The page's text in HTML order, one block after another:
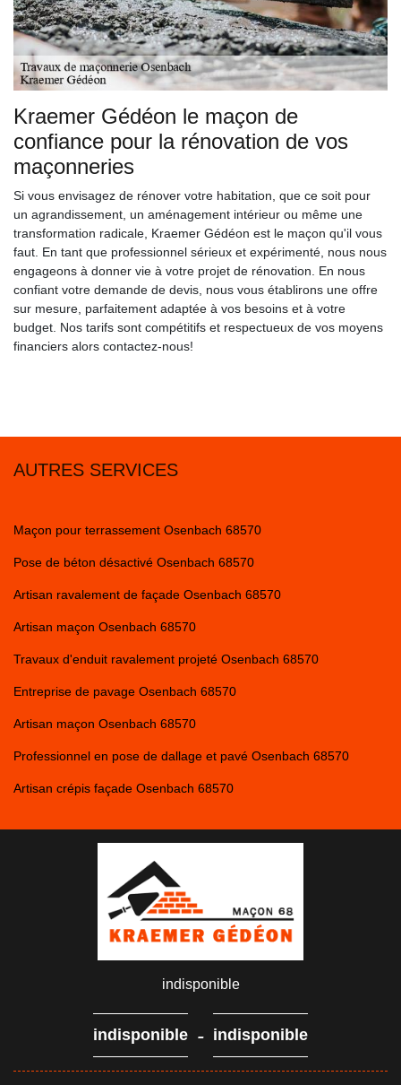
Kraemer Gédéon le maçon de
confiance pour la rénovation de vos
maçonneries
Si vous envisagez de rénover votre habitation, que ce soit pour
un agrandissement, un aménagement intérieur ou même une
transformation radicale, Kraemer Gédéon est le maçon qu'il vous
faut. En tant que professionnel sérieux et expérimenté, nous nous
engageons à donner vie à votre projet de rénovation. En nous
confiant votre demande de devis, nous vous établirons une offre
sur mesure, parfaitement adaptée à vos besoins et à votre
budget. Nos tarifs sont compétitifs et respectueux de vos moyens
financiers alors contactez-nous!
AUTRES SERVICES
Maçon pour terrassement Osenbach 68570
Pose de béton désactivé Osenbach 68570
Artisan ravalement de façade Osenbach 68570
Artisan maçon Osenbach 68570
Travaux d'enduit ravalement projeté Osenbach 68570
Entreprise de pavage Osenbach 68570
Artisan maçon Osenbach 68570
Professionnel en pose de dallage et pavé Osenbach 68570
Artisan crépis façade Osenbach 68570
indisponible
indisponible - indisponible